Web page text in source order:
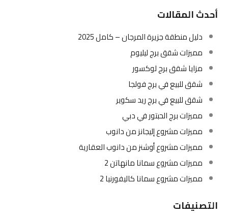
أحدث المقالات
دليل منطقة جزيرة المرجان – كامل 2025
مميزات شقق برج ليليوم
مزايا شقق برج لوكسور
شقق للبيع في برج فولجا
شقق للبيع في برج ريد سكوير
مميزات برج الحبتور في دبي
مميزات مشروع إليجانز من دانوب
مميزات مشروع أوشنز من دانوب العقارية
مميزات مشروع سمانا مانهاتن 2
مميزات مشروع سمانا كاليفورنيا 2
التصنيفات